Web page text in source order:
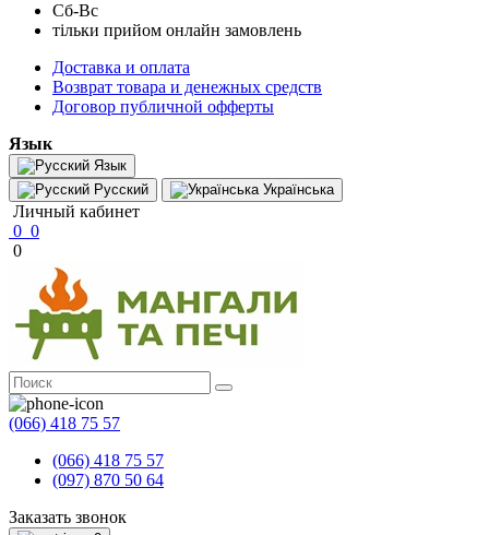
Сб-Вс
тільки прийом онлайн замовлень
Доставка и оплата
Возврат товара и денежных средств
Договор публичной офферты
Язык
Язык
Русский
Українська
Личный кабинет
0 0
0
(066) 418 75 57
(066) 418 75 57
(097) 870 50 64
Заказать звонок